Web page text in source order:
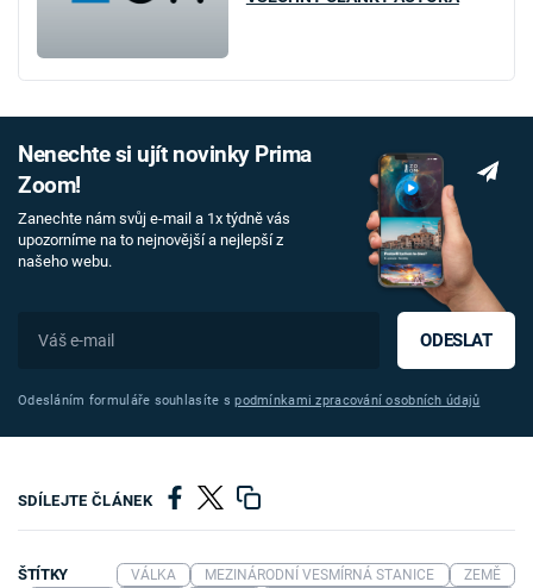
Nenechte si ujít novinky Prima
Zoom!
Zanechte nám svůj e-mail a 1x týdně vás
upozorníme na to nejnovější a nejlepší z
našeho webu.
ODESLAT
Odesláním formuláře souhlasíte spodmínkami zpracování osobních údajů
SDÍLEJTE ČLÁNEK
ŠTÍTKY VÁLKA MEZINÁRODNÍ VESMÍRNÁ STANICE
ZEMĚ